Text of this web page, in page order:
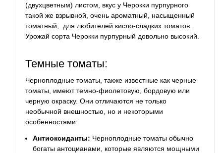
(двухцветным) листом, вкус у Черокки пурпурного
такой же взрывной, очень ароматный, насыщенный
томатный, для любителей кисло-сладких томатов.
Урожай сорта Черокки пурпурный довольно высокий.
Темные томаты:
Черноплодные томаты, также известные как черные
томаты, имеют темно-фиолетовую, бордовую или
черную окраску. Они отличаются не только
необычной внешностью, но и некоторыми
особенностями:
Антиоксиданты: Черноплодные томаты обычно
богаты антоцианами, которые являются мощными